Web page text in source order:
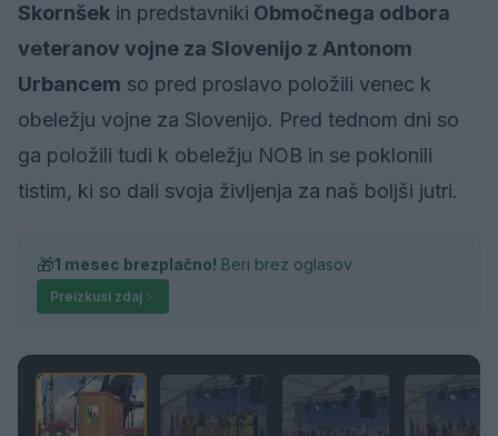
Skornšek in predstavniki Območnega odbora
veteranov vojne za Slovenijo z Antonom
Urbancem so pred proslavo položili venec k
obeležju vojne za Slovenijo. Pred tednom dni so
ga položili tudi k obeležju NOB in se poklonili
tistim, ki so dali svoja življenja za naš boljši jutri.
🎁1 mesec brezplačno! Beri brez oglasov
Preizkusi zdaj